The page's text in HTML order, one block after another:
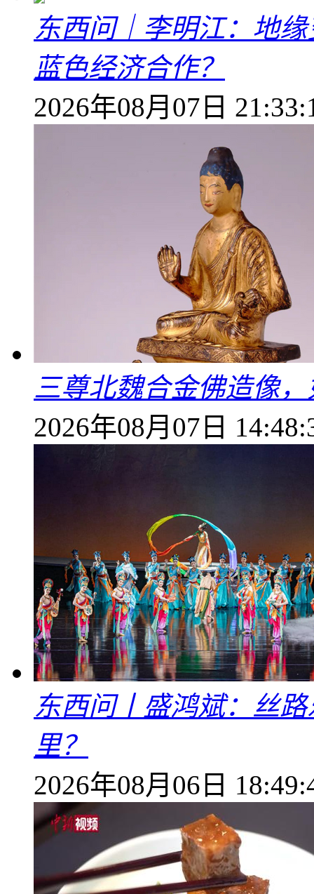
东西问｜李明江：地
蓝色经济合作？
2026年08月07日
三尊北魏合金佛造像
2026年08月07日
东西问丨盛鸿斌：丝
里？
2026年08月06日